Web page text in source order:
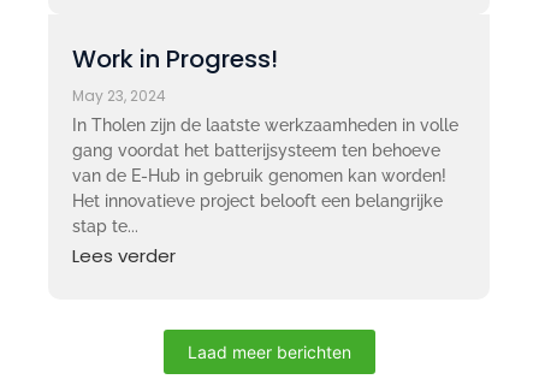
Work in Progress!
May 23, 2024
In Tholen zijn de laatste werkzaamheden in volle
gang voordat het batterijsysteem ten behoeve
van de E-Hub in gebruik genomen kan worden!
Het innovatieve project belooft een belangrijke
stap te...
Lees verder
Laad meer berichten